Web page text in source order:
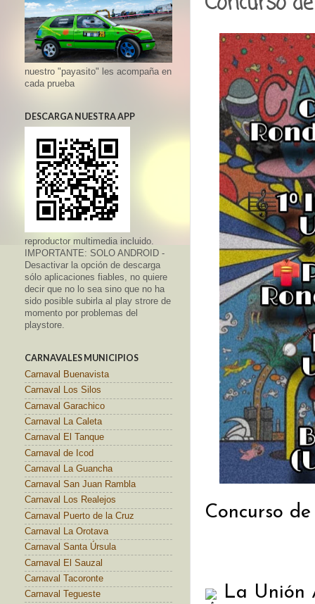
Concurso
La Unión
nuestro "payasito" les acompaña en
cada prueba
DESCARGA NUESTRA APP
reproductor multimedia incluido.
IMPORTANTE: SOLO ANDROID -
Desactivar la opción de descarga
sólo aplicaciones fiables, no quiere
decir que no lo sea sino que no ha
sido posible subirla al play strore de
momento por problemas del
playstore.
CARNAVALES MUNICIPIOS
Carnaval Buenavista
Carnaval Los Silos
Carnaval Garachico
Carnaval La Caleta
Carnaval El Tanque
Carnaval de Icod
Carnaval La Guancha
Carnaval San Juan Rambla
Carnaval Los Realejos
Carnaval Puerto de la Cruz
Carnaval La Orotava
Carnaval Santa Úrsula
Carnaval El Sauzal
Carnaval Tacoronte
Carnaval Tegueste